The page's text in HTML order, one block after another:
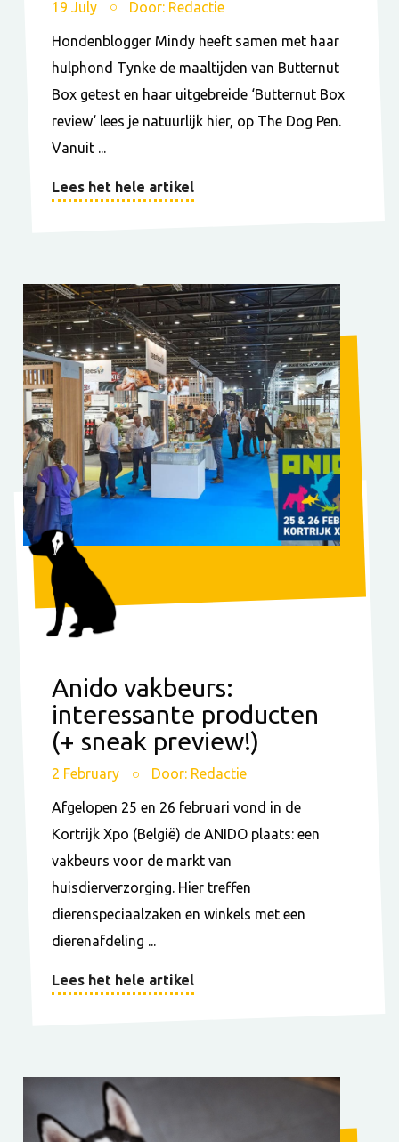
19 July Door: Redactie
Hondenblogger Mindy heeft samen met haar
hulphond Tynke de maaltijden van Butternut
Box getest en haar uitgebreide ‘Butternut Box
review‘ lees je natuurlijk hier, op The Dog Pen.
Vanuit ...
Lees het hele artikel
Anido vakbeurs:
interessante producten
(+ sneak preview!)
2 February Door: Redactie
Afgelopen 25 en 26 februari vond in de
Kortrijk Xpo (België) de ANIDO plaats: een
vakbeurs voor de markt van
huisdierverzorging. Hier treffen
dierenspeciaalzaken en winkels met een
dierenafdeling ...
Lees het hele artikel